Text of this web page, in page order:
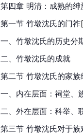
第四章 明清：成熟的
第一节 竹墩沈氏的门祚[
一、竹墩沈氏的历史分
二、竹墩沈氏的成就
第二节 竹墩沈氏的家族
一、内在层面：祠堂、
二、外在层面：科举、
第三节 竹墩沈氏对于族